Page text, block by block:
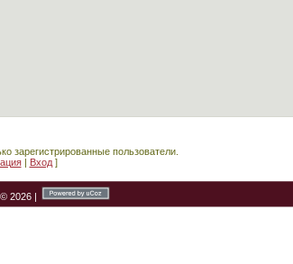
зарегистрированные пользователи.
| Вход]
2026 |